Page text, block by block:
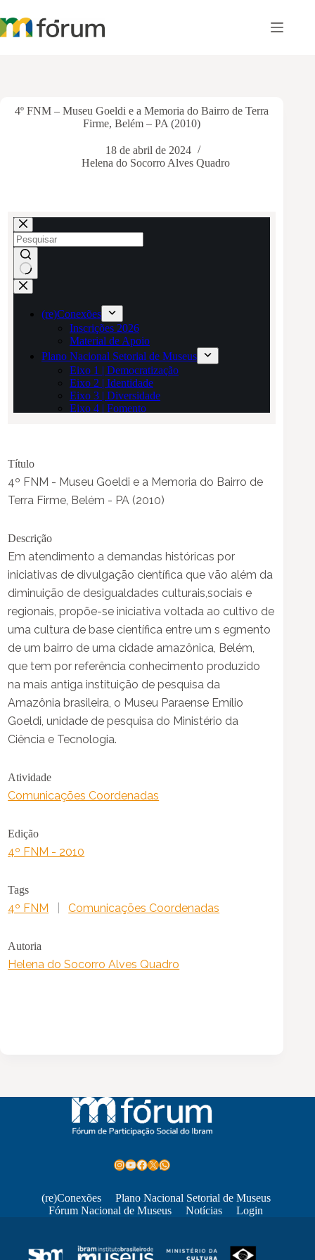
para
o
4º FNM – Museu Goeldi e a Memoria do Bairro de Terra
Firme, Belém – PA (2010)
18 de abril de 2024
Helena do Socorro Alves Quadro
Título
4º FNM - Museu Goeldi e a Memoria do Bairro de
Terra Firme, Belém - PA (2010)
Descrição
Em atendimento a demandas históricas por
iniciativas de divulgação científica que vão além da
diminuição de desigualdades culturais,sociais e
regionais, propõe-se iniciativa voltada ao cultivo de
uma cultura de base científica entre um s egmento
de um bairro de uma cidade amazônica, Belém,
que tem por referência conhecimento produzido
na mais antiga instituição de pesquisa da
Amazônia brasileira, o Museu Paraense Emílio
Goeldi, unidade de pesquisa do Ministério da
Ciência e Tecnologia.
Atividade
Comunicações Coordenadas
Edição
4º FNM - 2010
Tags
4º FNM Comunicações Coordenadas
Autoria
Helena do Socorro Alves Quadro
Instagram
Youtube
Facebook
X WhatsApp
(re)Conexões
Plano Nacional Setorial de Museus
Fórum Nacional de Museus
Notícias Login